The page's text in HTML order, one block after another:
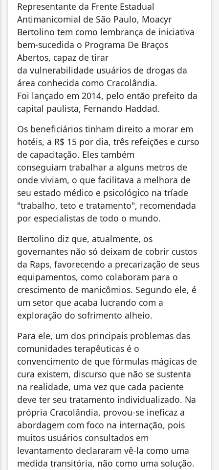
Representante da Frente Estadual
Antimanicomial de São Paulo, Moacyr
Bertolino tem como lembrança de iniciativa
bem-sucedida o Programa De Braços
Abertos, capaz de tirar
da vulnerabilidade usuários de drogas da
área conhecida como Cracolândia.
Foi lançado em 2014, pelo então prefeito da
capital paulista, Fernando Haddad.
Os beneficiários tinham direito a morar em
hotéis, a R$ 15 por dia, três refeições e curso
de capacitação. Eles também
conseguiam trabalhar a alguns metros de
onde viviam, o que facilitava a melhora de
seu estado médico e psicológico na tríade
"trabalho, teto e tratamento", recomendada
por especialistas de todo o mundo.
Bertolino diz que, atualmente, os
governantes não só deixam de cobrir custos
da Raps, favorecendo a precarização de seus
equipamentos, como colaboram para o
crescimento de manicômios. Segundo ele, é
um setor que acaba lucrando com a
exploração do sofrimento alheio.
Para ele, um dos principais problemas das
comunidades terapêuticas é o
convencimento de que fórmulas mágicas de
cura existem, discurso que não se sustenta
na realidade, uma vez que cada paciente
deve ter seu tratamento individualizado. Na
própria Cracolândia, provou-se ineficaz a
abordagem com foco na internação, pois
muitos usuários consultados em
levantamento declararam vê-la como uma
medida transitória, não como uma solução.